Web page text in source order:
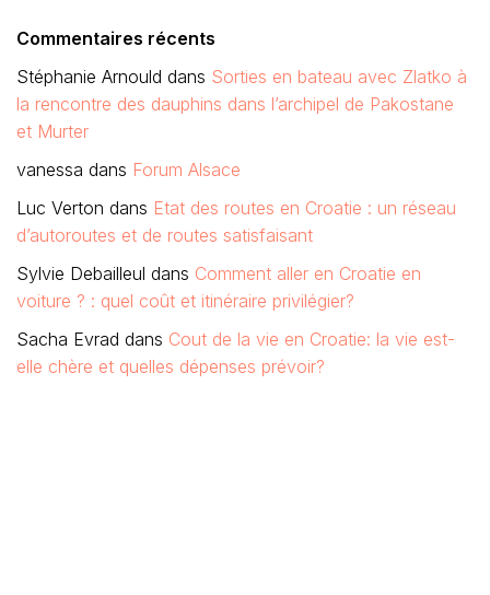
Commentaires récents
Stéphanie Arnould dans Sorties en bateau avec Zlatko à
la rencontre des dauphins dans l’archipel de Pakostane
et Murter
vanessa dans Forum Alsace
Luc Verton dans Etat des routes en Croatie : un réseau
d’autoroutes et de routes satisfaisant
Sylvie Debailleul dans Comment aller en Croatie en
voiture ? : quel coût et itinéraire privilégier?
Sacha Evrad dans Cout de la vie en Croatie: la vie est-
elle chère et quelles dépenses prévoir?